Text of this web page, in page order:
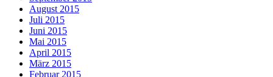
August 2015
Juli 2015
Juni 2015
Mai 2015
April 2015
März 2015
Februar 2015